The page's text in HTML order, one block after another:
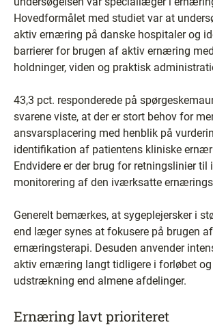
Hovedformålet med studiet var at
aktiv ernæring på danske hospitaler og
barrierer for brugen af aktiv ernæring
holdninger, viden og praktisk
43,3 pct. responderede på
svarene viste, at der er stort behov for
ansvarsplacering med henblik på
identifikation af patientens kliniske
Endvidere er der brug for retningslinier
monitorering af den iværksatte
Generelt bemærkes, at sygeplejersker i
end læger synes at fokusere på brugen
ernæringsterapi. Desuden anvender
aktiv ernæring langt tidligere i forløbet
udstrækning end almene afdelinger.
Ernæring lavt prioriteret